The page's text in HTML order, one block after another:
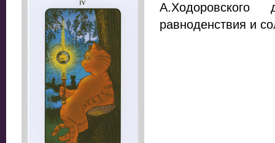
равноденствия и